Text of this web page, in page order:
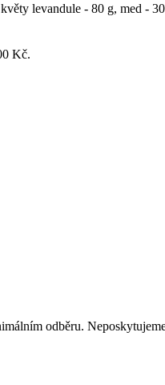
levandule - 80 g, med -
Kč.
odběru.